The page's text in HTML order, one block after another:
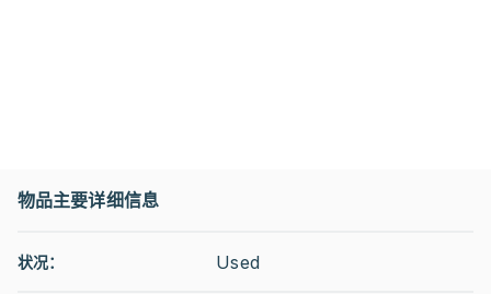
物品主要详细信息
状况： Used